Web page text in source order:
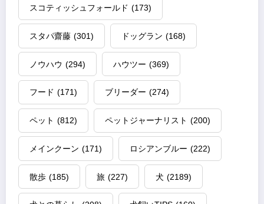
スコティッシュフォールド (173)
スタパ齋藤 (301) ドッグラン (168)
ノウハウ (294) ハウツー (369)
フード (171) ブリーダー (274)
ペット (812) ペットジャーナリスト (200)
メインクーン (171) ロシアンブルー (222)
散歩 (185) 旅 (227) 犬 (2189)